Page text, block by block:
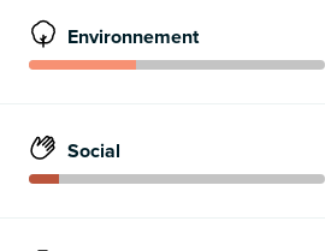
Environnement
Social